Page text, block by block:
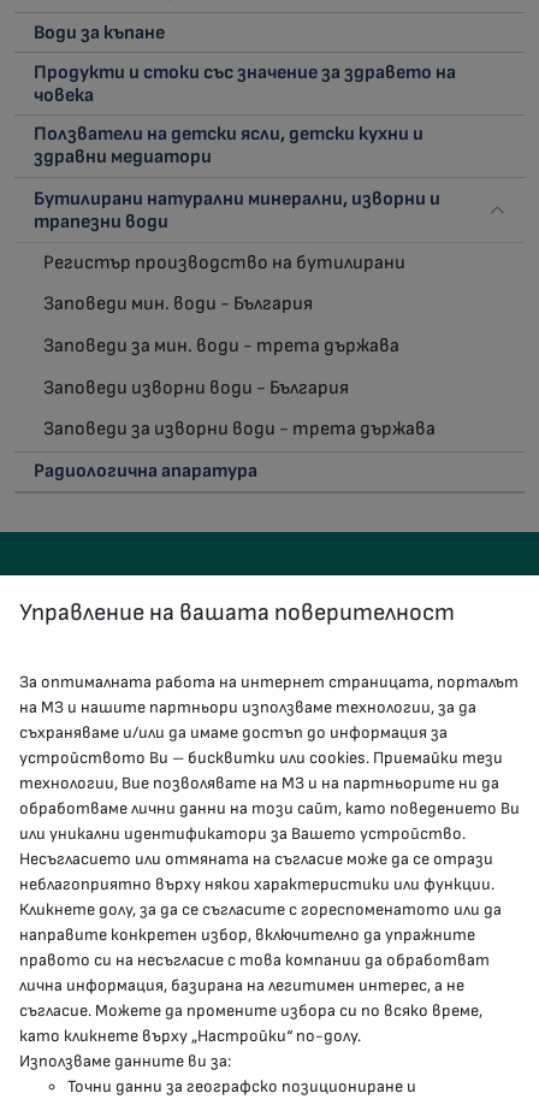
Води за къпане
Продукти и стоки със значение за здравето на
човека
Ползватели на детски ясли, детски кухни и
здравни медиатори
Бутилирани натурални минерални, изворни и
трапезни води
Регистър производство на бутилирани
Заповеди мин. води - България
Заповеди за мин. води - трета държава
Заповеди изворни води - България
Заповеди за изворни води - трета държава
Радиологична апаратура
КОНТАКТИ
гр.София, 1000, пл. „Света Неделя“ №5
delovodstvo@mh.government.bg
presscenter@mh.government.bg
МЗ В СОЦИАЛНИТЕ МРЕЖИ
Facebook страница
Instragram профил
YouTube канал
Управление на вашата поверителност
За оптималната работа на интернет страницата, порталът
на МЗ и нашите партньори използваме технологии, за да
съхраняваме и/или да имаме достъп до информация за
устройството Ви – бисквитки или cookies. Приемайки тези
технологии, Вие позволявате на МЗ и на партньорите ни да
обработваме лични данни на този сайт, като поведението Ви
или уникални идентификатори за Вашето устройство.
Несъгласието или отмяната на съгласие може да се отрази
неблагоприятно върху някои характеристики или функции.
Кликнете долу, за да се съгласите с гореспоменатото или да
направите конкретен избор, включително да упражните
правото си на несъгласие с това компании да обработват
лична информация, базирана на легитимен интерес, а не
съгласие. Можете да промените избора си по всяко време,
като кликнете върху „Настройки“ по-долу.
Използваме данните ви за:
Точни данни за географско позициониране и